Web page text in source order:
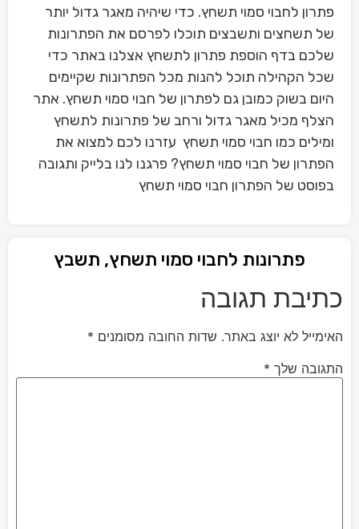
פתרון לחבוי סמוי תשחץ. כדי שיהיה מאגר גדול יותר
של תשחצים ותשבצים תוכלו לפרסם את הפתרונות
שלכם בדף הוספת פתרון לתשחץ אצלנו באתר כדי
שכל הקהילה תוכל להנות מכל הפתרונות שקיימים
היום בשוק כמובן גם לפתרון של חבוי סמוי תשחץ. אתר
הצלף מכיל מאגר גדול ורחב של פתרונות לתשחץ
ומילים כמו חבוי סמוי תשחץ עזרנו לכם למצוא את
הפתרון של חבוי סמוי תשחץ? פרגנו לנו בלייק ותגובה
בפוסט של הפתרון חבוי סמוי תשחץ
פתרונות לחבוי סמוי תשחץ, תשבץ
כתיבת תגובה
האימייל לא יוצג באתר. שדות החובה מסומנים *
התגובה שלך *